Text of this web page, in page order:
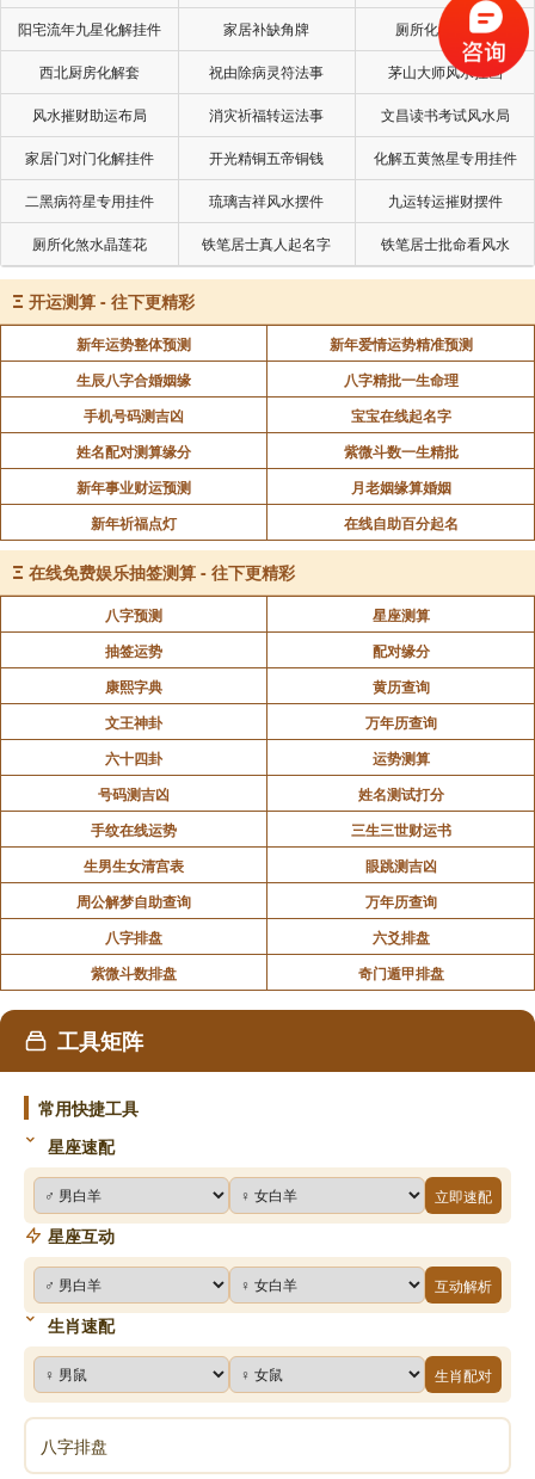
我师父是阿弥陀佛，那就对了，一点都没错。
声明：部分内容来于网络，如有侵权，请联系我们删除！以上内容，并
不代表易德轩观点。
阳宅流年九星化解挂件 家居补缺角牌 厕所化秽气煞套
西北厨房化解套 祝由除病灵符法事 茅山大师风水挂画
风水摧财助运布局 消灾祈福转运法事 文昌读书考试风水局
家居门对门化解挂件 开光精铜五帝铜钱 化解五黄煞星专用挂件
二黑病符星专用挂件 琉璃吉祥风水摆件 九运转运摧财摆件
厕所化煞水晶莲花 铁笔居士真人起名字 铁笔居士批命看风水
Ξ 开运测算 - 往下更精彩
新年运势整体预测
新年爱情运势精准预测
生辰八字合婚姻缘
八字精批一生命理
手机号码测吉凶
宝宝在线起名字
姓名配对测算缘分
紫微斗数一生精批
新年事业财运预测
月老姻缘算婚姻
新年祈福点灯
在线自助百分起名
Ξ 在线免费娱乐抽签测算 - 往下更精彩
八字预测
星座测算
抽签运势
配对缘分
康熙字典
黄历查询
文王神卦
万年历查询
六十四卦
运势测算
号码测吉凶
姓名测试打分
手纹在线运势
三生三世财运书
生男生女清宫表
眼跳测吉凶
周公解梦自助查询
万年历查询
八字排盘
六爻排盘
紫微斗数排盘
奇门遁甲排盘
工具矩阵
常用快捷工具
星座速配
立即速配
星座互动
互动解析
生肖速配
生肖配对
八字排盘